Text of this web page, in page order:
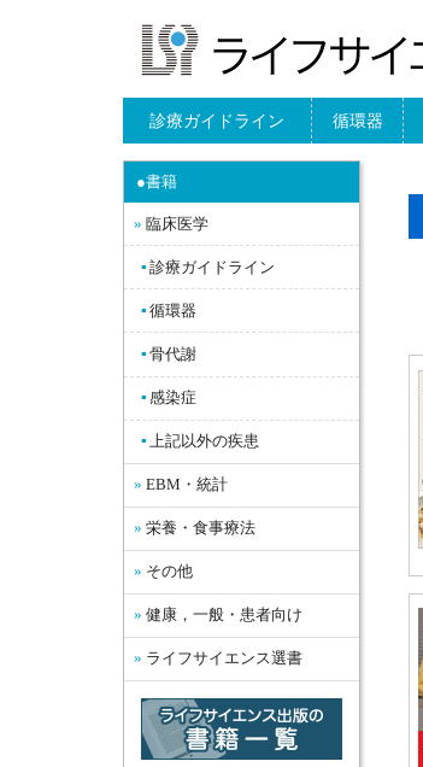
診療ガイドライン 循環器
●書籍
臨床医学
診療ガイドライン
循環器
骨代謝
感染症
上記以外の疾患
EBM・統計
栄養・食事療法
その他
健康，一般・患者向け
ライフサイエンス選書